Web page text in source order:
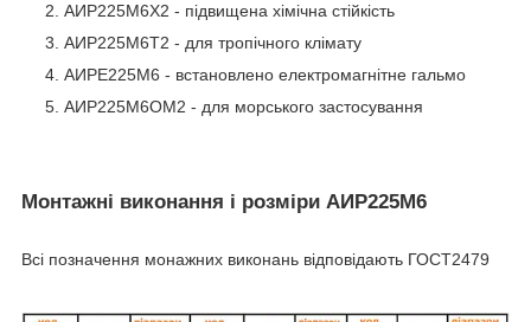
АИР225М6Х2 - підвищена хімічна стійкість
АИР225М6Т2 - для тропічного клімату
АИРЕ225М6 - встановлено електромагнітне гальмо
АИР225М6ОМ2 - для морського застосування
Монтажні виконання і розміри АИР225М6
Всі позначення монажних виконань відповідають ГОСТ2479